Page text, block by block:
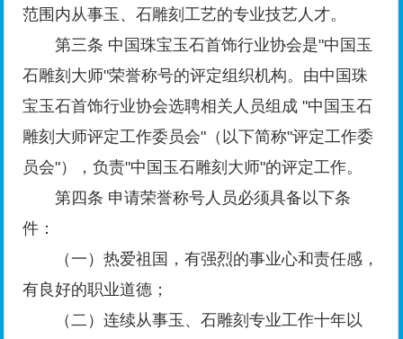
范围内从事玉、石雕刻工艺的专业技艺人才。
第三条 中国珠宝玉石首饰行业协会是"中国玉
石雕刻大师"荣誉称号的评定组织机构。由中国珠
宝玉石首饰行业协会选聘相关人员组成 "中国玉石
雕刻大师评定工作委员会"（以下简称"评定工作委
员会"），负责"中国玉石雕刻大师"的评定工作。
第四条 申请荣誉称号人员必须具备以下条
件：
（一）热爱祖国，有强烈的事业心和责任感，
有良好的职业道德；
（二）连续从事玉、石雕刻专业工作十年以